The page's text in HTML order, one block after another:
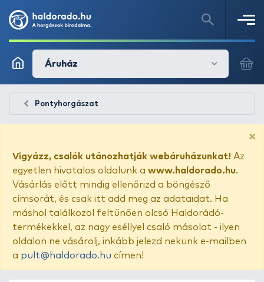
Áruház
Pontyhorgászat
×
Vigyázz, csalók utánozhatják webáruházunkat! Az
egyetlen hivatalos oldalunk a www.haldorado.hu.
Vásárlás előtt mindig ellenőrizd a böngésző
címsorát, és csak itt add meg az adataidat. Ha
máshol találkozol feltűnően olcsó Haldorádó-
termékekkel, az nagy eséllyel csaló másolat - ilyen
oldalon ne vásárolj, inkább jelezd nekünk e-mailben
a pult@haldorado.hu címen!